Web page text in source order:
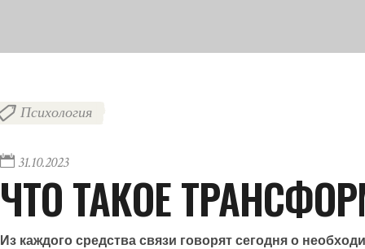
Психология
31.10.2023
ЧТО ТАКОЕ
Из каждого средства связи говорят сегодня о